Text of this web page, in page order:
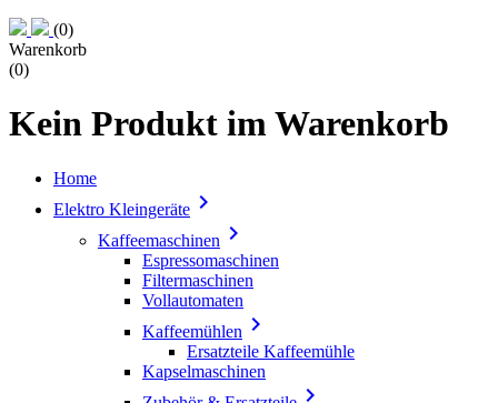
(0)
Warenkorb
(0)
Kein Produkt im Warenkorb
Home
Elektro Kleingeräte 
Kaffeemaschinen 
Espressomaschinen
Filtermaschinen
Vollautomaten
Kaffeemühlen 
Ersatzteile Kaffeemühle
Kapselmaschinen
